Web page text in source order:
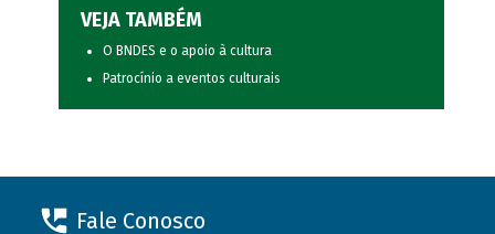
VEJA TAMBÉM
O BNDES e o apoio à cultura
Patrocínio a eventos culturais
Fale Conosco